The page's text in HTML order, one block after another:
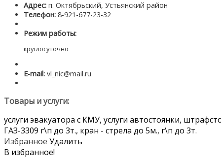
Адрес: п. Октябрьский, Устьянский район
Телефон: 8-921-677-23-32
Режим работы:
круглосуточно
E-mail: vl_nic@mail.ru
Товары и услуги:
услуги эвакуатора с КМУ, услуги автостоянки,
ГАЗ-3309 г\п до 3т., кран - стрела до 5м., г\п до 3т.
Избранное Удалить
В избранное!